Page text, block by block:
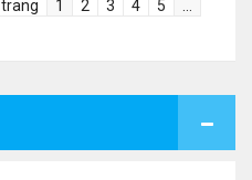
trang 1 2 3 4 5